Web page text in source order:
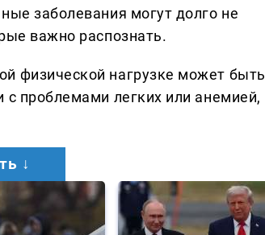
заболевания могут долго не
важно распознать.
физической нагрузке может быть
проблемами легких или анемией,
↓